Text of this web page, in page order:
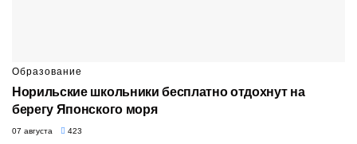
Образование
Норильские школьники бесплатно отдохнут на
берегу Японского моря
07 августа 423